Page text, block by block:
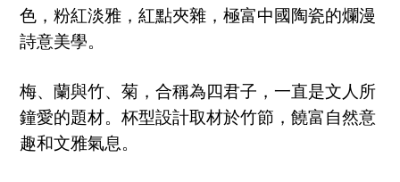
色，粉紅淡雅，紅點夾雜，極富中國陶瓷的爛漫
詩意美學。
梅、蘭與竹、菊，合稱為四君子，一直是文人所
鐘愛的題材。杯型設計取材於竹節，饒富自然意
趣和文雅氣息。